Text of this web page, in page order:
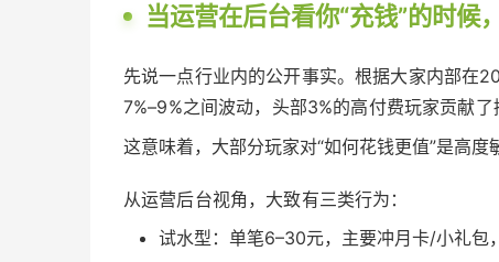
当运营在后台看你“充钱”的时候
先说一点行业内的公开事实。根据大家内部在
7%–9%之间波动，头部3%的高付费玩家贡献了
这意味着，大部分玩家对“如何花钱更值”是高
从运营后台视角，大致有三类行为：
试水型：单笔6–30元，主要冲月卡/小礼包